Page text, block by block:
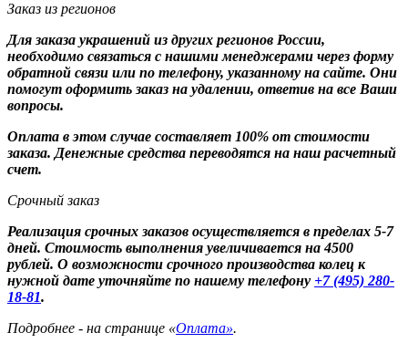
Заказ из регионов
Для заказа украшений из других регионов России,
необходимо связаться с нашими менеджерами через форму
обратной связи или по телефону, указанному на сайте. Они
помогут оформить заказ на удалении, ответив на все Ваши
вопросы.
Оплата в этом случае составляет 100% от стоимости
заказа. Денежные средства переводятся на наш расчетный
счет.
Срочный заказ
Реализация срочных заказов осуществляется в пределах 5-7
дней. Стоимость выполнения увеличивается на 4500
рублей. О возможности срочного производства колец к
нужной дате уточняйте по нашему телефону +7 (495) 280-
18-81.
Подробнее - на странице «Оплата».